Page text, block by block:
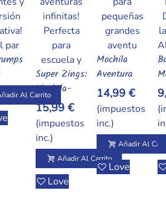
Al Carrito
Al Carrito
Añadir Al Carrito
Super Zings:
Mochila-
Saco De
Héroes Para
Pequeños
Aventureros
15,99 €
(impuestos
inc.)
Añadir Al Carrito
Love
Añadir Al Carrito
Mochila
Aventura
Infantil De
SuperZings:
Pow Corn
Vs Sugar
Rush 30cm
14,99 €
(impuestos
inc.)
Añadir Al
Love